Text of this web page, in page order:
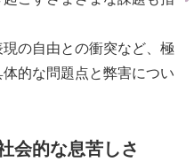
の自由との衝突など、極
的な問題点と弊害につい
会的な息苦しさ